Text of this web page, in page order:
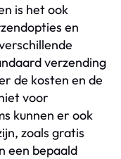
is het ook
en
verzending
de kosten en de
voor
kunnen er ook
zoals gratis
een bepaald